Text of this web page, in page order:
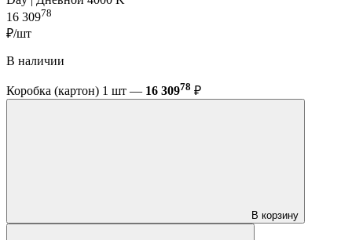
16 30978
₽/шт
В наличии
Коробка (картон) 1 шт — 16 30978 ₽
В корзину